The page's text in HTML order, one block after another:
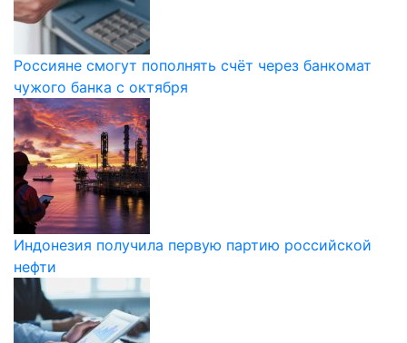
Россияне смогут пополнять счёт через банкомат
чужого банка с октября
Индонезия получила первую партию российской
нефти